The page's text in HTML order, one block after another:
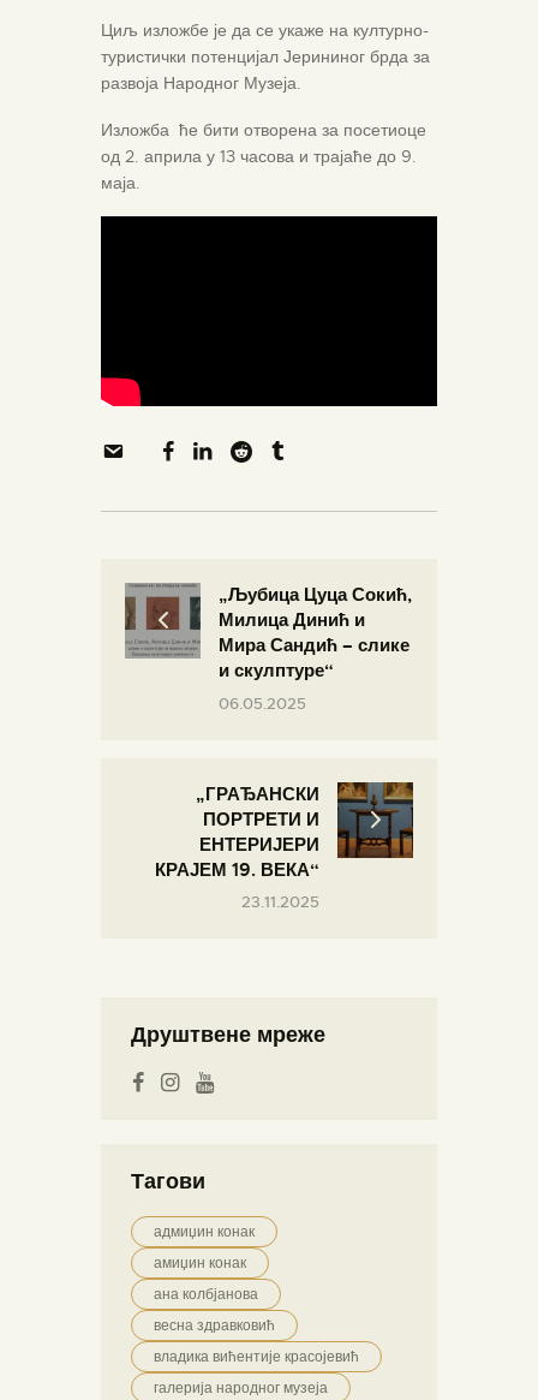
Циљ изложбе је да се укаже на културно-
туристички потенцијал Јерининог брда за
развоја Народног Музеја.
Изложба ће бити отворена за посетиоце
од 2. априла у 13 часова и трајаће до 9.
маја.
„Љубица Цуца Сокић,
Милица Динић и
Мира Сандић – слике
и скулптуре“
06.05.2025
„ГРАЂАНСКИ
ПОРТРЕТИ И
ЕНТЕРИЈЕРИ
КРАЈЕМ 19. ВЕКА“
23.11.2025
Друштвене мреже
Тагови
адмиџин конак
амиџин конак
ана колбјанова
весна здравковић
владика вићентије красојевић
галерија народног музеја